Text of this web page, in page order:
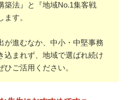
築法』と『地域No.1集客戦
す。
が進むなか、中小・中堅事務
込まれず、地域で選ばれ続け
ひご活用ください。